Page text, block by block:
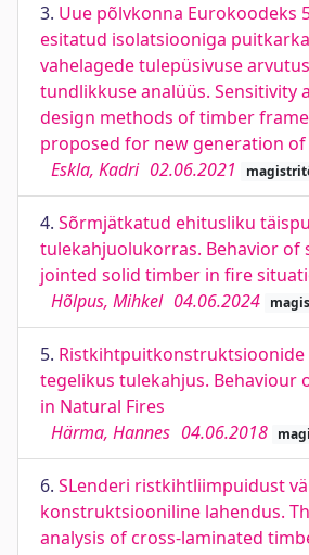
3. Uue põlvkonna Eurokoodeks
esitatud isolatsiooniga
vahelagede tulepüsivuse
tundlikkuse analüüs. Sensitivity
design methods of timber
proposed for new generation of
Eskla, Kadri 02.06.2021
4. Sõrmjätkatud ehitusliku
tulekahjuolukorras. Behavior
jointed solid timber in fire
Hõlpus, Mihkel 04.06.2024
5.
tegelikus tulekahjus. Behaviour
in Natural Fires
Härma, Hannes 04.06.2018
6. SLenderi ristkihtliimpuidust
konstruktsiooniline lahendus.
analysis of cross-laminated